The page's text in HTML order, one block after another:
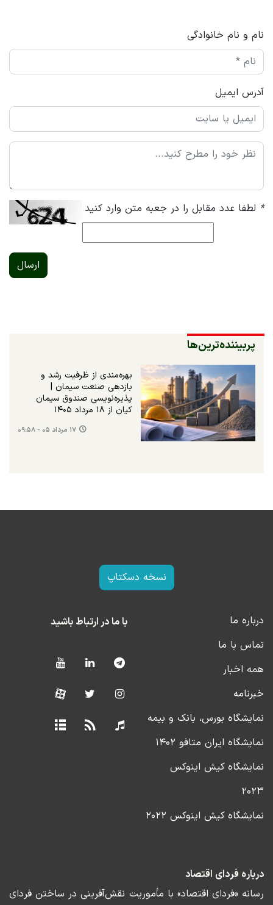
نام و نام خانوادگی
آدرس ایمیل
* لطفا عدد مقابل را در جعبه متن وارد کنید
ارسال
پربیننده‌ترین‌ها
بهره‌مندی از ظرفیت رشد و
بازدهی صنعت سیمان |
پذیره‌نویسی صندوق سیمان
کیان از ۱۸ مرداد ۱۴۰۵
۱۷ مرداد ۰۵ - ۰۹:۵۸
نسخه دسکتاپ
درباره ما
تماس با ما
همه اخبار
خبرنامه
نمایشگاه بورس، بانک و بیمه
نمایشگاه ایران متافو ۱۴۰۲
نمایشگاه کیش اینوکس
۲۰۲۳
نمایشگاه کیش اینوکس ۲۰۲۲
با ما در ارتباط باشید
درباره فردای اقتصاد
رسانه «فردای اقتصاد» با مأموریت نقش‌آفرینی در ساختن فردای